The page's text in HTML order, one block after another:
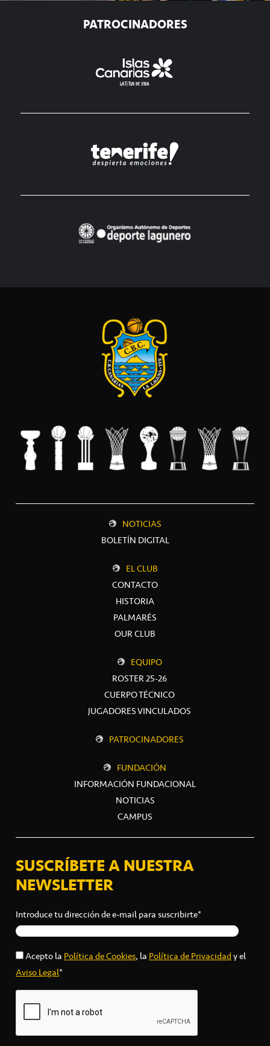
PATROCINADORES
NOTICIAS
BOLETÍN DIGITAL
EL CLUB
CONTACTO
HISTORIA
PALMARÉS
OUR CLUB
EQUIPO
ROSTER 25-26
CUERPO TÉCNICO
JUGADORES VINCULADOS
PATROCINADORES
FUNDACIÓN
INFORMACIÓN FUNDACIONAL
NOTICIAS
CAMPUS
SUSCRÍBETE A NUESTRA
NEWSLETTER
Introduce tu dirección de e-mail para suscribirte*
Acepto laPolítica de Cookies, laPolítica de Privacidady el
Aviso Legal*